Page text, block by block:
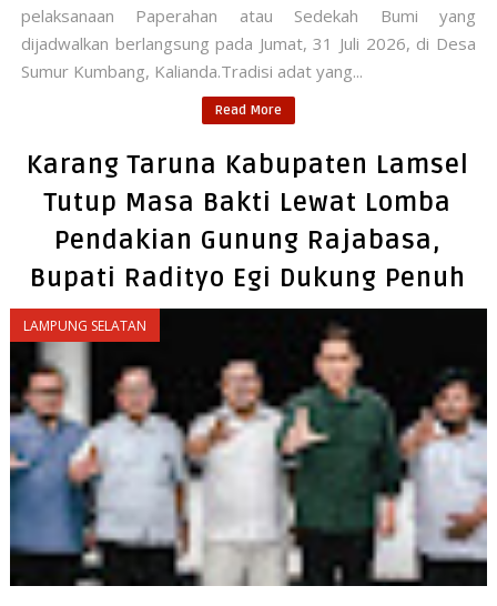
pelaksanaan Paperahan atau Sedekah Bumi yang
dijadwalkan berlangsung pada Jumat, 31 Juli 2026, di Desa
Sumur Kumbang, Kalianda.Tradisi adat yang...
Read More
Karang Taruna Kabupaten Lamsel
Tutup Masa Bakti Lewat Lomba
Pendakian Gunung Rajabasa,
Bupati Radityo Egi Dukung Penuh
LAMPUNG SELATAN